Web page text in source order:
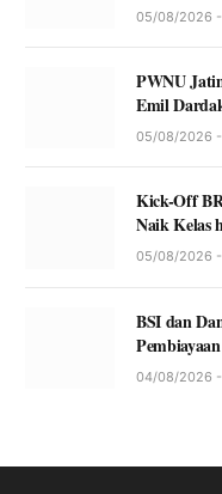
05/08/2026 -
PWNU
Emil
05/08/2026 -
Kick-Off
Naik Kelas
05/08/2026
BSI dan
04/08/2026 -